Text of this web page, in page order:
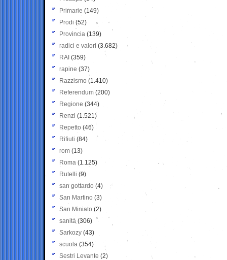
Primarie (149)
Prodi (52)
Provincia (139)
radici e valori (3.682)
RAI (359)
rapine (37)
Razzismo (1.410)
Referendum (200)
Regione (344)
Renzi (1.521)
Repetto (46)
Rifiuti (84)
rom (13)
Roma (1.125)
Rutelli (9)
san gottardo (4)
San Martino (3)
San Miniato (2)
sanità (306)
Sarkozy (43)
scuola (354)
Sestri Levante (2)